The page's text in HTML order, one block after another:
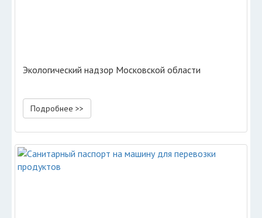
Экологический надзор Московской области
Подробнее >>